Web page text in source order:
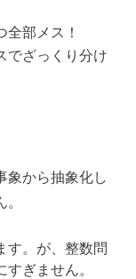
部メス！
でざっくり分け
象から抽象化し
す。が、整数問
ぎません。